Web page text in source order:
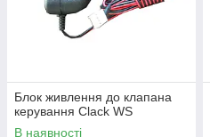
Блок живлення до клапана
керування Clack WS
В наявності